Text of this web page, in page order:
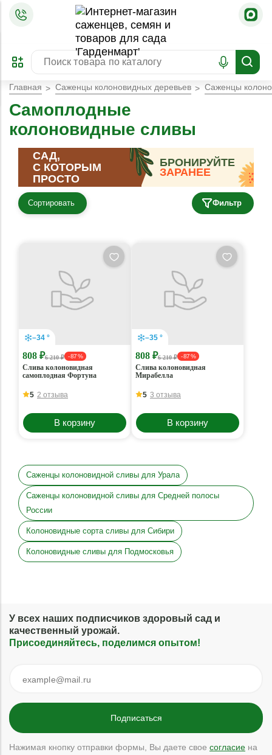
ПРЕДЗАКАЗ
ЗАБРОНИРОВАТЬ
ЛУЧШЕЕ
Главная Саженцы колоновидных деревьев Саженцы
Самоплодные
колоновидные сливы
САД,
С КОТОРЫМ
ПРОСТО
БРОНИРУЙТЕ
ЗАРАНЕЕ
Сортировать Фильтр
–34 °
808 ₽6 210 ₽ - 87 %
Слива колоновидная
самоплодная Фортуна
5 2 отзыва
В корзину
–35 °
808 ₽6 210 ₽ - 87 %
Слива колоновидная
Мирабелла
5 3 отзыва
В корзину
Саженцы колоновидной сливы для Урала
Саженцы колоновидной сливы для Средней полосы
России
Колоновидные сорта сливы для Сибири
Колоновидные сливы для Подмосковья
У всех наших подписчиков здоровый сад и
качественный урожай.
Присоединяйтесь, поделимся опытом!
Нажимая кнопку отправки формы, Вы даете свое согласие на